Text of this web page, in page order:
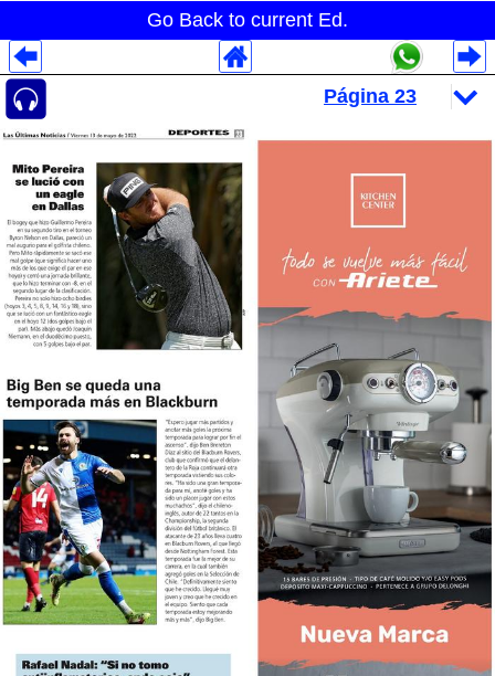
Go Back to current Ed.
Despliegues Analytics
Despliegues Totales
Despliegues por Rubros